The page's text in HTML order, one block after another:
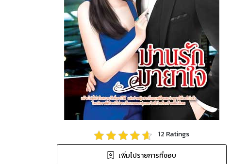
12 Ratings
เพิ่มไปรายการที่ชอบ